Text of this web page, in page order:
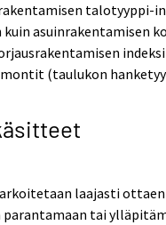
talotyyppi-
asuinrakentamisen
(taulukon
laajasti ottaen
tai